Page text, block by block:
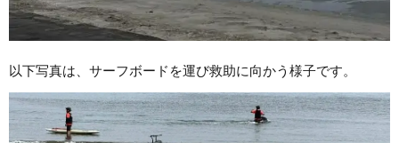
以下写真は、サーフボードを運び救助に向かう様子です。